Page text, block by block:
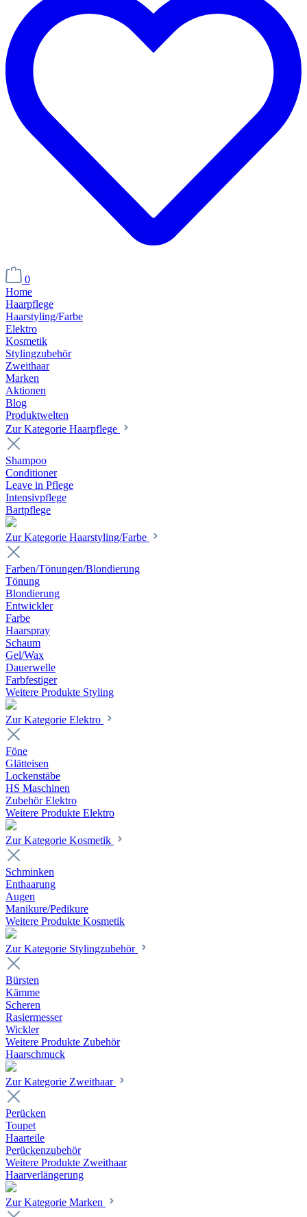
0
Home
Haarpflege
Haarstyling/Farbe
Elektro
Kosmetik
Stylingzubehör
Zweithaar
Marken
Aktionen
Blog
Produktwelten
Zur Kategorie Haarpflege
Shampoo
Conditioner
Leave in Pflege
Intensivpflege
Bartpflege
Zur Kategorie Haarstyling/Farbe
Farben/Tönungen/Blondierung
Tönung
Blondierung
Entwickler
Farbe
Haarspray
Schaum
Gel/Wax
Dauerwelle
Farbfestiger
Weitere Produkte Styling
Zur Kategorie Elektro
Föne
Glätteisen
Lockenstäbe
HS Maschinen
Zubehör Elektro
Weitere Produkte Elektro
Zur Kategorie Kosmetik
Schminken
Enthaarung
Augen
Manikure/Pedikure
Weitere Produkte Kosmetik
Zur Kategorie Stylingzubehör
Bürsten
Kämme
Scheren
Rasiermesser
Wickler
Weitere Produkte Zubehör
Haarschmuck
Zur Kategorie Zweithaar
Perücken
Toupet
Haarteile
Perückenzubehör
Weitere Produkte Zweithaar
Haarverlängerung
Zur Kategorie Marken